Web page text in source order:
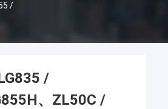
/
/
、ZL50C /